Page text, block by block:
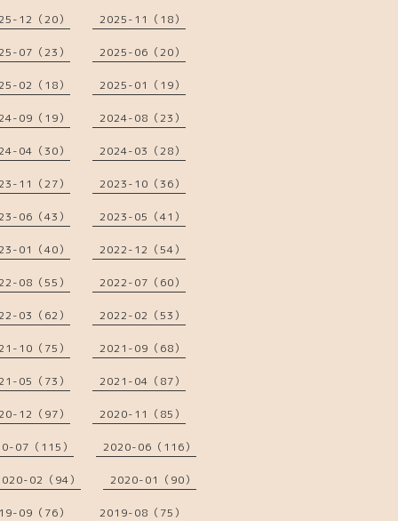
12（20） 2025-11（18）
07（23） 2025-06（20）
02（18） 2025-01（19）
09（19） 2024-08（23）
04（30） 2024-03（28）
11（27） 2023-10（36）
06（43） 2023-05（41）
01（40） 2022-12（54）
08（55） 2022-07（60）
03（62） 2022-02（53）
10（75） 2021-09（68）
05（73） 2021-04（87）
12（97） 2020-11（85）
07（115） 2020-06（116）
02（94） 2020-01（90）
09（76） 2019-08（75）